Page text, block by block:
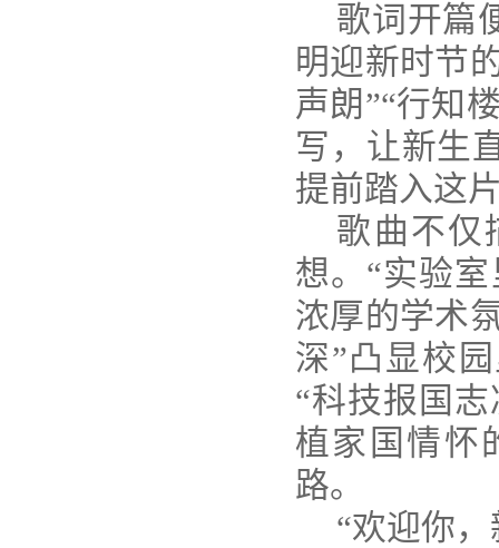
歌词开篇
明迎新时节
声朗”“行知
写，让新生
提前踏入这
歌曲不仅
想。“实验
浓厚的学术
深”凸显校
“科技报国
植家国情怀
路。
“欢迎你